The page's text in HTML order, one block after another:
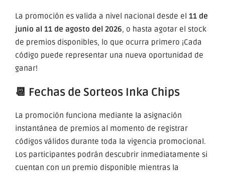
La promoción es valida a nivel nacional desde el 11 de
junio al 11 de agosto del 2026, o hasta agotar el stock
de premios disponibles, lo que ocurra primero ¡Cada
código puede representar una nueva oportunidad de
ganar!
📆 Fechas de Sorteos Inka Chips
La promoción funciona mediante la asignación
instantánea de premios al momento de registrar
códigos válidos durante toda la vigencia promocional.
Los participantes podrán descubrir inmediatamente si
cuentan con un premio disponible mientras la